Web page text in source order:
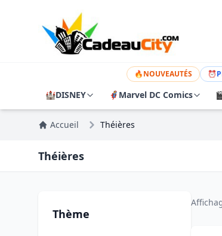
🔥NOUVEAUTÉS ⏰
🏰DISNEY 🦸 Marvel DC Comics
Accueil Théières
Théières
Thème